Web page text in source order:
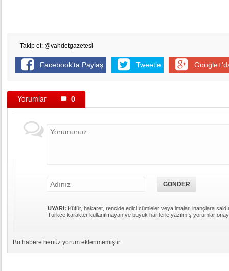
Takip et: @vahdetgazetesi
Facebook'ta Paylaş Tweetle
Yorumlar 0
UYARI: Küfür, hakaret, rencide edici cümleler veya imalar, inançlara
Türkçe karakter kullanılmayan ve büyük harflerle yazılmış yorumlar
Bu habere henüz yorum eklenmemiştir.